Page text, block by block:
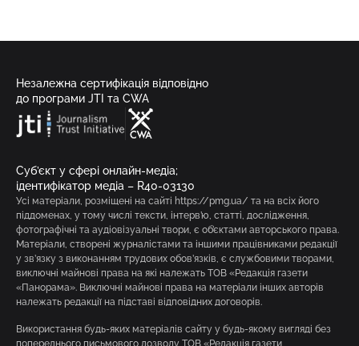
Незалежна сертифікація відповідно
до програми JTI та CWA
Суб’єкт у сфері онлайн-медіа;
ідентифікатор медіа – R40-03130
Усі матеріали, розміщені на сайті https://pmg.ua/ та на всіх його
піддоменах, у тому числі тексти, інтерв’ю, статті, дослідження,
фотографічні та аудіовізуальні твори, є об’єктами авторського права.
Матеріали, створені журналістами та іншими працівниками редакції
у зв’язку з виконанням трудових обов’язків, є службовими творами,
виключні майнові права на які належать ТОВ «Редакція газети
«Панорама». Виключні майнові права на матеріали інших авторів
належать редакції на підставі відповідних договорів.
Використання будь-яких матеріалів сайту у будь-якому вигляді без